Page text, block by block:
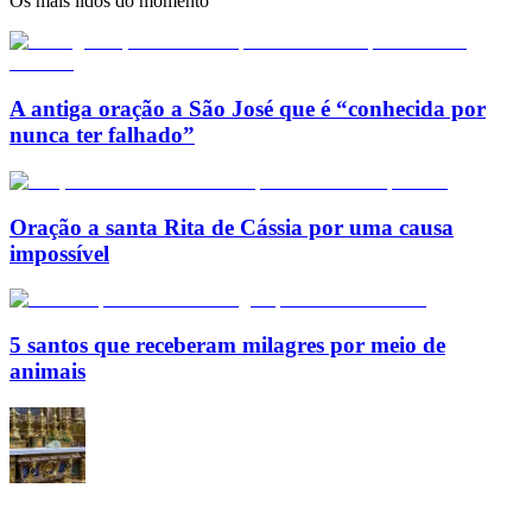
A antiga oração a São José que é “conhecida por
nunca ter falhado”
Oração a santa Rita de Cássia por uma causa
impossível
5 santos que receberam milagres por meio de
animais